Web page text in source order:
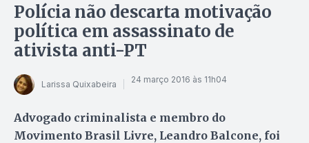
Polícia não descarta motivação
política em assassinato de
ativista anti-PT
Larissa Quixabeira 24 março 2016 às 11h04
Advogado criminalista e membro do
Movimento Brasil Livre, Leandro Balcone, foi